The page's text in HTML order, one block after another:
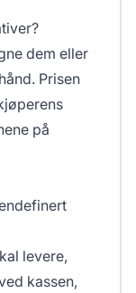
dem eller
Prisen
på
levere,
kassen,